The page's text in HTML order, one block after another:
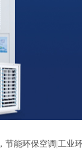
节能环保空调|工业